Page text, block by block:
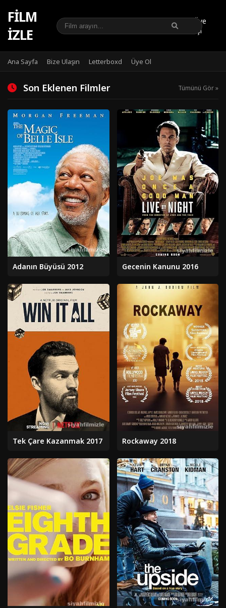
FILM
IZLE
Üye
Girişi
Ana Sayfa Bize Ulaşın Letterboxd Üye Ol
Son Eklenen Filmler Tümünü Gör »
Adanın Büyüsü 2012 Gecenin Kanunu 2016
Tek Çare Kazanmak 2017 Rockaway 2018